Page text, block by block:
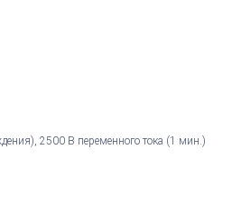
2500 В переменного тока (1 мин.)